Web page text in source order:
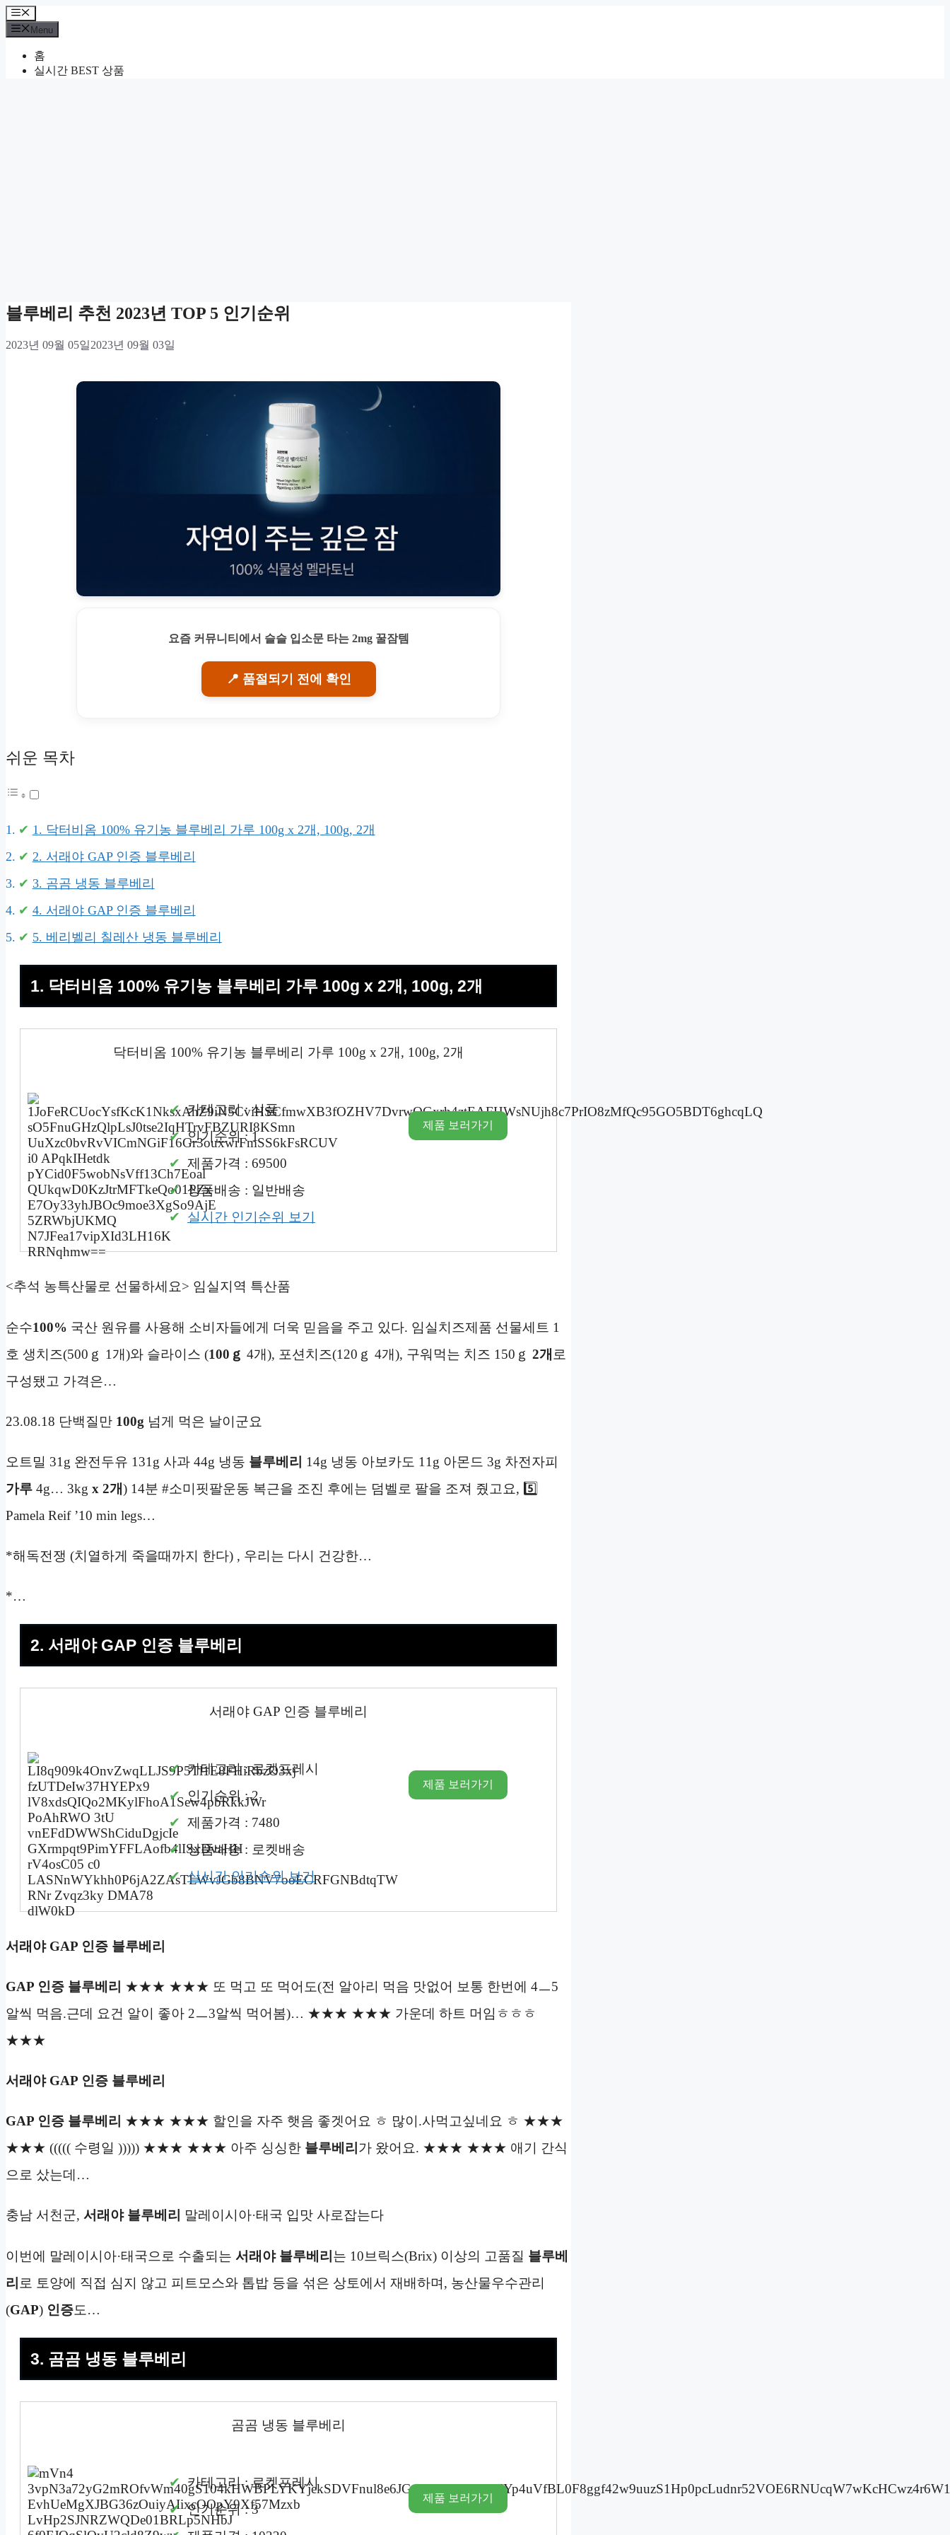
Skip
to
content
Menu
Menu
홈
실시간 BEST 상품
블루베리 추천 2023년 TOP 5 인기순위
2023년 09월 05일2023년 09월 03일
요즘 커뮤니티에서 슬슬 입소문 타는 2mg 꿀잠템
📍 품절되기 전에 확인
쉬운 목차
1. 닥터비옴 100% 유기농 블루베리 가루 100g x 2개, 100g, 2개
2. 서래야 GAP 인증 블루베리
3. 곰곰 냉동 블루베리
4. 서래야 GAP 인증 블루베리
5. 베리벨리 칠레산 냉동 블루베리
1. 닥터비옴 100% 유기농 블루베리 가루 100g x 2개, 100g, 2개
닥터비옴 100% 유기농 블루베리 가루 100g x 2개, 100g, 2개
카테고리 : 식품
인기순위 : 1
제품가격 : 69500
상품배송 : 일반배송
실시간 인기순위 보기
제품 보러가기
<추석 농특산물로 선물하세요> 임실지역 특산품
순수100% 국산 원유를 사용해 소비자들에게 더욱 믿음을 주고 있다. 임실치즈제품 선물세트 1
호 생치즈(500ｇ 1개)와 슬라이스 (100ｇ 4개), 포션치즈(120ｇ 4개), 구워먹는 치즈 150ｇ 2개 로
구성됐고 가격은…
23.08.18 단백질만 100g 넘게 먹은 날이군요
오트밀 31g 완전두유 131g 사과 44g 냉동 블루베리 14g 냉동 아보카도 11g 아몬드 3g 차전자피
가루 4g… 3kg x 2개) 14분 #소미핏팔운동 복근을 조진 후에는 덤벨로 팔을 조져 줬고요, 5️⃣
Pamela Reif ’10 min legs…
*해독전쟁 (치열하게 죽을때까지 한다) , 우리는 다시 건강한…
*…
2. 서래야 GAP 인증 블루베리
서래야 GAP 인증 블루베리
카테고리 : 로켓프레시
인기순위 : 2
제품가격 : 7480
상품배송 : 로켓배송
실시간 인기순위 보기
제품 보러가기
서래야 GAP 인증 블루베리
GAP 인증 블루베리 ★★★ ★★★ 또 먹고 또 먹어도(전 알아리 먹음 맛없어 보통 한번에 4ㅡ5
알씩 먹음.근데 요건 알이 좋아 2ㅡ3알씩 먹어봄)… ★★★ ★★★ 가운데 하트 머임ㅎㅎㅎ
★★★
서래야 GAP 인증 블루베리
GAP 인증 블루베리 ★★★ ★★★ 할인을 자주 햇음 좋겟어요 ㅎ 많이.사먹고싶네요 ㅎ ★★★
★★★ ((((( 수령일 ))))) ★★★ ★★★ 아주 싱싱한 블루베리 가 왔어요. ★★★ ★★★ 애기 간식
으로 샀는데…
충남 서천군, 서래야 블루베리 말레이시아·태국 입맛 사로잡는다
이번에 말레이시아·태국으로 수출되는 서래야 블루베리 는 10브릭스(Brix) 이상의 고품질 블루베
리 로 토양에 직접 심지 않고 피트모스와 톱밥 등을 섞은 상토에서 재배하며, 농산물우수관리
(GAP) 인증도…
3. 곰곰 냉동 블루베리
곰곰 냉동 블루베리
카테고리 : 로켓프레시
인기순위 : 3
제품 보러가기